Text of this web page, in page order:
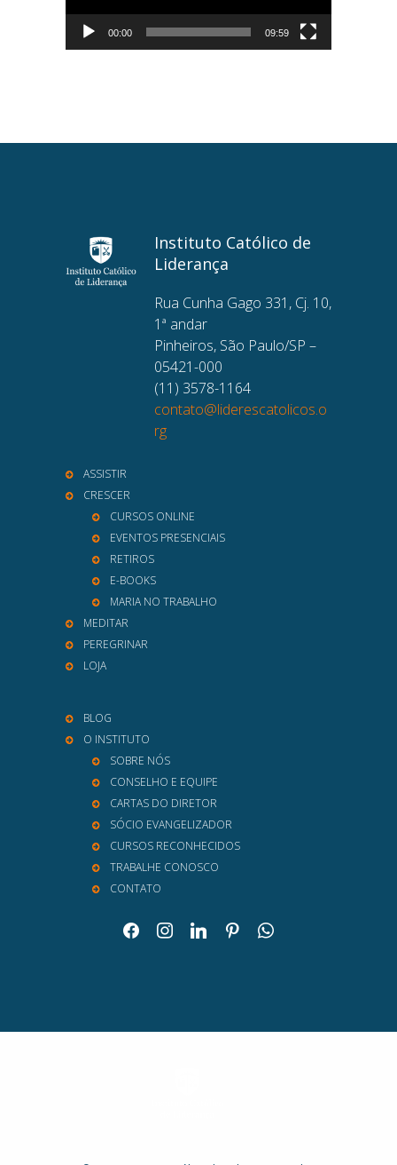
00:00 09:59
Instituto Católico de
Liderança
Rua Cunha Gago 331, Cj. 10,
1ª andar
Pinheiros, São Paulo/SP –
05421-000
(11) 3578-1164
contato@liderescatolicos.o
rg
ASSISTIR
CRESCER
CURSOS ONLINE
EVENTOS PRESENCIAIS
RETIROS
E-BOOKS
MARIA NO TRABALHO
MEDITAR
PEREGRINAR
LOJA
BLOG
O INSTITUTO
SOBRE NÓS
CONSELHO E EQUIPE
CARTAS DO DIRETOR
SÓCIO EVANGELIZADOR
CURSOS RECONHECIDOS
TRABALHE CONOSCO
CONTATO
facebookinstagramlinkedinpinterestwhatsapp